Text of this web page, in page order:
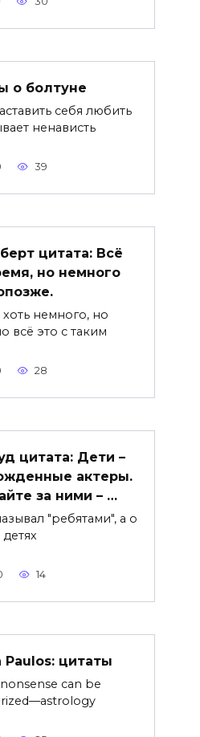
о болтуне
себя любить
ненависть
39
цитата: Всё
но немного
немного, но
всё это с таким
28
цитата: Дети –
актеры.
за ними – …
"ребятами", а о
детях
14
Paulos: цитаты
can be